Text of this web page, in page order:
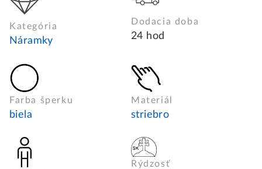
Kategória
Náramky
Dodacia doba
24 hod
Farba šperku
biela
Materiál
striebro
Rýdzosť